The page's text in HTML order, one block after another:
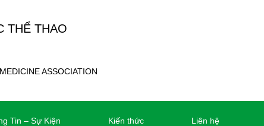
THỂ THAO
ASSOCIATION
Tin – Sự Kiện Kiến thức Liên hệ